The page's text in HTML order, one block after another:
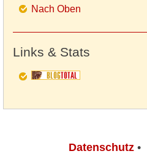
Nach Oben
Links & Stats
Datenschutz •